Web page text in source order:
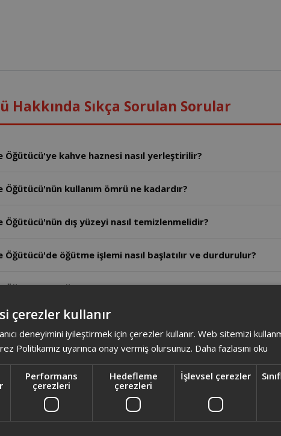
Hakkında Sıkça Sorulan Sorular
kahve haznesi nasıl yerleştirilir?
kullanım ömrü ne kadardır?
dış yüzeyi nasıl temizlenmelidir?
öğütme işlemi nasıl başlatılır ve durdurulur?
Öğütücü'de öğütme diski nasıl temizlenir?
öğütme ayarı nasıl yapılır?
manuel öğütme nasıl yapılır?
Öğütücü'de kullanım öncesi dikkat edilmesi gereken ilk şey
kahve çıkış ağzı nasıl temizlenir?
çerezler kullanır
deneyimini iyileştirmek için çerezler kullanır. Web sitemizi
Politikamız uyarınca onay vermiş olursunuz. Daha fazlasını oku
Performans
çerezleri
Hedefleme
çerezleri
İşlevsel çerezler